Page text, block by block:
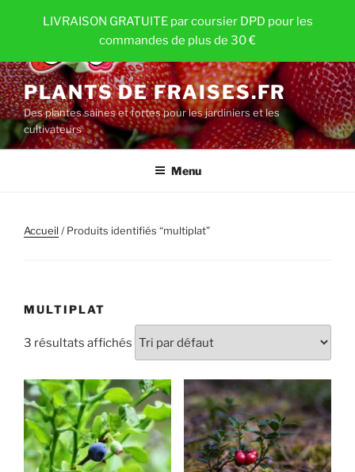
LIVRAISON GRATUITE par coursier DPD pour les
commandes de plus de 30 €
principal
PLANTS DE FRAISES.FR
Des plantes saines et fortes pour les jardiniers et les
cultivateurs
Menu
Accueil/ Produits identifiés “multiplat”
MULTIPLAT
3 résultats affichés